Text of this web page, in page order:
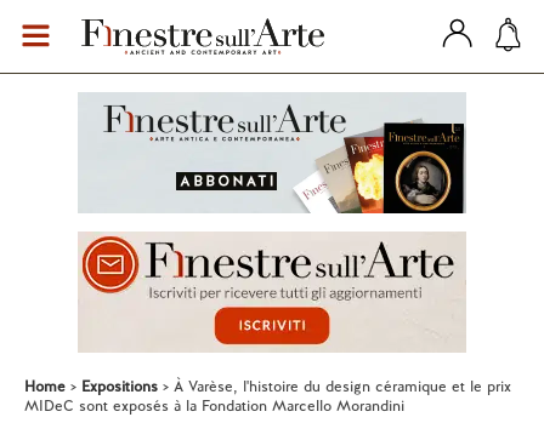
Home Expositions
À Varèse, l'histoire du design céramique et le prix
MIDeC sont exposés à la Fondation Marcello Morandini